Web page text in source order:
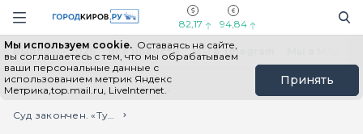
Навигация сайта
82,17 94,84
Мы используем cookie. Оставаясь на сайте,
вы соглашаетесь с тем, что мы обрабатываем
ваши персональные данные с
использованием метрик Яндекс
Метрика,top.mail.ru, LiveInternet.
Принять
Выборы - 2026 Все новости Мы в Telegram
Главная
Лента новостей
Суд закончен. «Туристы» разъехались